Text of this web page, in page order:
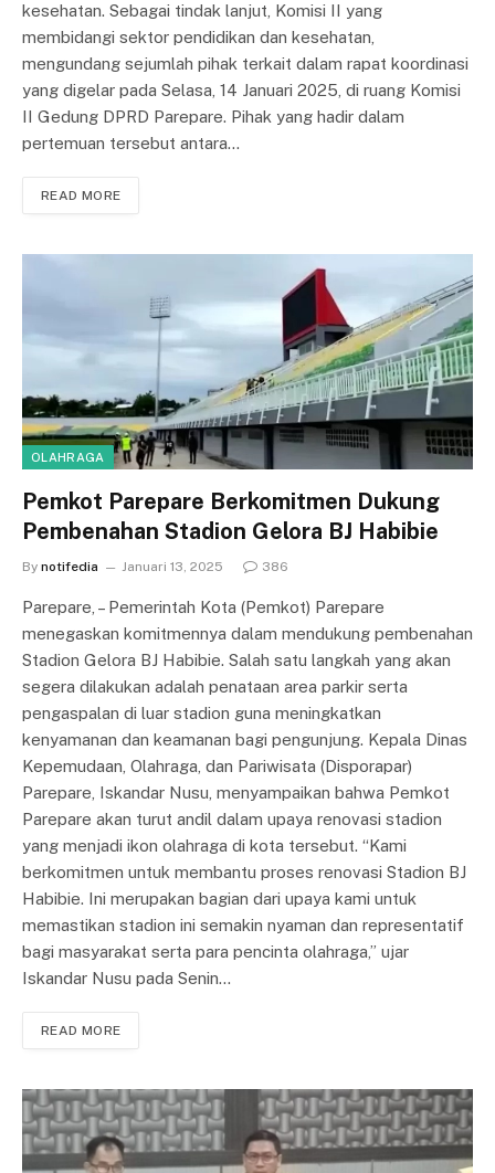
kesehatan. Sebagai tindak lanjut, Komisi II yang
membidangi sektor pendidikan dan kesehatan,
mengundang sejumlah pihak terkait dalam rapat koordinasi
yang digelar pada Selasa, 14 Januari 2025, di ruang Komisi
II Gedung DPRD Parepare. Pihak yang hadir dalam
pertemuan tersebut antara…
READ MORE
OLAHRAGA
Pemkot Parepare Berkomitmen Dukung
Pembenahan Stadion Gelora BJ Habibie
By notifedia Januari 13, 2025 386
Parepare, – Pemerintah Kota (Pemkot) Parepare
menegaskan komitmennya dalam mendukung pembenahan
Stadion Gelora BJ Habibie. Salah satu langkah yang akan
segera dilakukan adalah penataan area parkir serta
pengaspalan di luar stadion guna meningkatkan
kenyamanan dan keamanan bagi pengunjung. Kepala Dinas
Kepemudaan, Olahraga, dan Pariwisata (Disporapar)
Parepare, Iskandar Nusu, menyampaikan bahwa Pemkot
Parepare akan turut andil dalam upaya renovasi stadion
yang menjadi ikon olahraga di kota tersebut. “Kami
berkomitmen untuk membantu proses renovasi Stadion BJ
Habibie. Ini merupakan bagian dari upaya kami untuk
memastikan stadion ini semakin nyaman dan representatif
bagi masyarakat serta para pencinta olahraga,” ujar
Iskandar Nusu pada Senin…
READ MORE